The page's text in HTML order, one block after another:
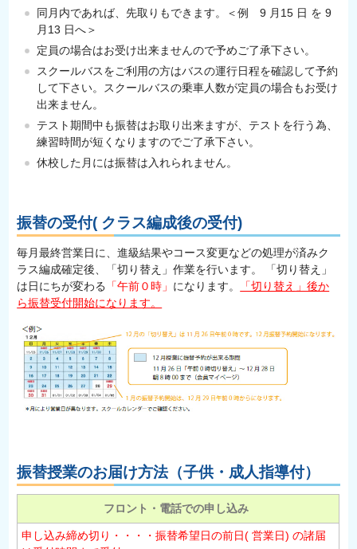
同月内であれば、先取りもできます。＜例 9 月15 日 を 9
月13 日へ＞
定員の場合はお受け出来ませんので予めご了承下さい。
スクールバスをご利用の方はバスの運行日程を確認して予約
して下さい。スクールバスの乗車人数が定員の場合もお受け
出来ません。
テスト期間中も振替はお取り出来ますが、テストを行う為、
練習時間が短くなりますのでご了承下さい。
休校した月には振替は入れられません。
振替の受付( クラス編成後の受付)
毎月最終営業日に、進級結果やコース変更などの処理が済みク
ラス編成確定後、「切り替え」作業を行います。 「切り替え」
は日にちが変わる
「午前０時」 になります。
「切り替え」後か
ら振替受付開始になります。
振替授業のお届け方法（子供・成人指導付）
フロント・電話での申し込み
申し込み締め切り・・・・振替希望日の前日( 営業日) の諸届